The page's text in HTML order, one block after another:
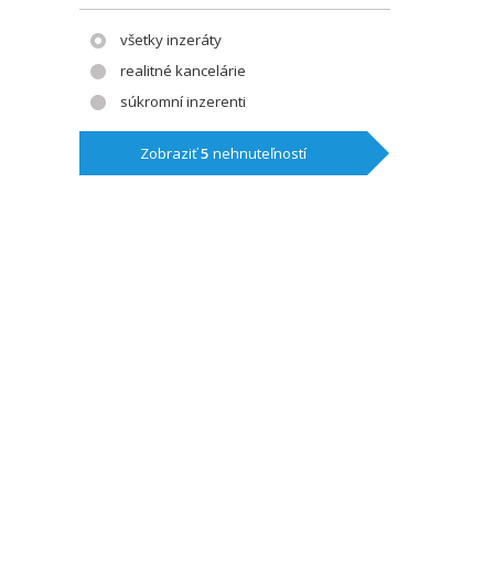
všetky inzeráty
realitné kancelárie
súkromní inzerenti
Zobraziť5 nehnuteľností